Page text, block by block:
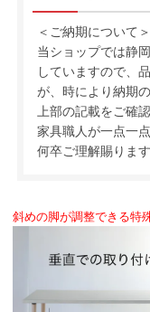
＜ご納期について＞
当ショップでは静
していますので、
が、時により納期
上部の記載をご確
家具職人が一点一
何卒ご理解賜りま
斜めの脚が調整できる特